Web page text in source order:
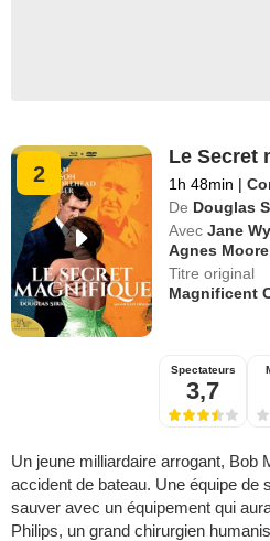
2
Le Secret
1h 48min |
De Douglas
Avec Jane
Agnes
Titre original
Magnificent
Spectateurs
3,7
Un jeune milliardaire arrogant, Bob
accident de bateau. Une équipe de
sauver avec un équipement qui
Philips, un grand chirurgien